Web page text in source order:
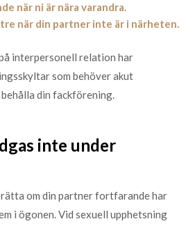
när ni är nära varandra.
när din partner inte är i närheten.
interpersonell relation har
som behöver akut
din fackförening.
inte under
om din partner fortfarande har
i ögonen. Vid sexuell upphetsning